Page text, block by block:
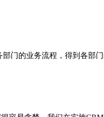
的业务流程，得到各部